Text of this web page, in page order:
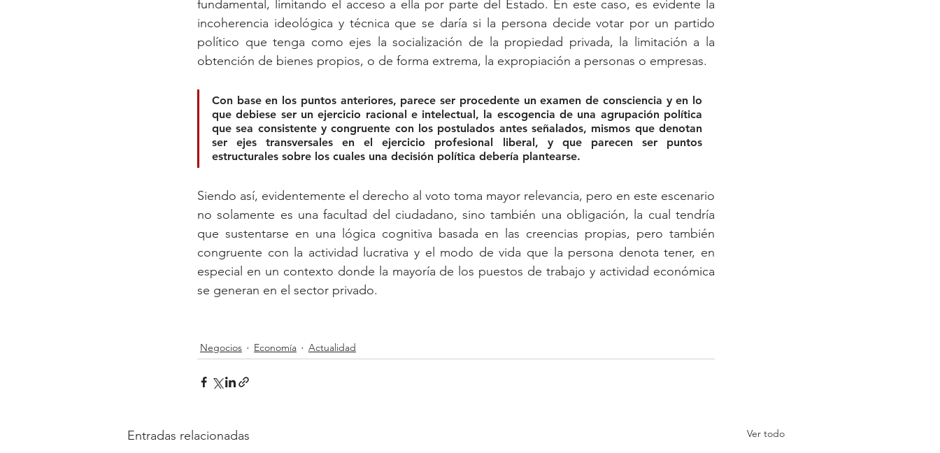
fundamental, limitando el acceso a ella por parte del Estado. En este caso, es evidente la
incoherencia ideológica y técnica que se daría si la persona decide votar por un partido
político que tenga como ejes la socialización de la propiedad privada, la limitación a la
obtención de bienes propios, o de forma extrema, la expropiación a personas o empresas.
Con base en los puntos anteriores, parece ser procedente un examen de consciencia y en lo
que debiese ser un ejercicio racional e intelectual, la escogencia de una agrupación política
que sea consistente y congruente con los postulados antes señalados, mismos que denotan
ser ejes transversales en el ejercicio profesional liberal, y que parecen ser puntos
estructurales sobre los cuales una decisión política debería plantearse.
Siendo así, evidentemente el derecho al voto toma mayor relevancia, pero en este escenario
no solamente es una facultad del ciudadano, sino también una obligación, la cual tendría
que sustentarse en una lógica cognitiva basada en las creencias propias, pero también
congruente con la actividad lucrativa y el modo de vida que la persona denota tener, en
especial en un contexto donde la mayoría de los puestos de trabajo y actividad económica
se generan en el sector privado.
Negocios Economía Actualidad
Entradas relacionadas Ver todo